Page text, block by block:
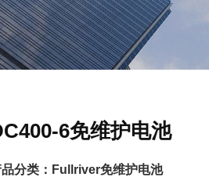
6免维护电池
分类： Fullriver免维护电池